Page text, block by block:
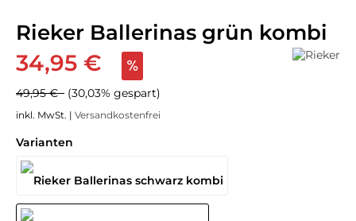
Rieker Ballerinas grün kombi
34,95 €
49,95 € (30,03% gespart)
inkl. MwSt. | Versandkostenfrei
Varianten